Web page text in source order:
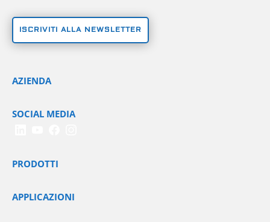
ISCRIVITI ALLA NEWSLETTER
AZIENDA
SOCIAL MEDIA
PRODOTTI
APPLICAZIONI